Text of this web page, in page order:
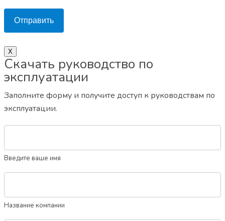
Отправить
X
Скачать руководство по
эксплуатации
Заполните форму и получите доступ к руководствам по
эксплуатации.
Введите ваше имя
Название компании